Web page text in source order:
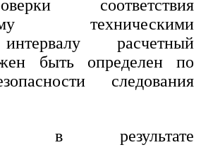
соответствия
техническими
расчетный
быть определен по
следования
в результате